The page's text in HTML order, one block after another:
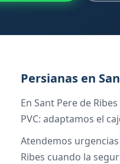
Persianas en
En Sant Pere de
PVC: adaptamos el
Atendemos
Ribes cuando la